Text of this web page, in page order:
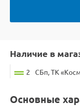
Наличие в
2 СБп, ТК
Основные